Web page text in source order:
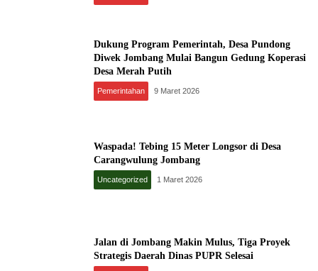
Dukung Program Pemerintah, Desa Pundong
Diwek Jombang Mulai Bangun Gedung Koperasi
Desa Merah Putih
Pemerintahan 9 Maret 2026
Waspada! Tebing 15 Meter Longsor di Desa
Carangwulung Jombang
Uncategorized 1 Maret 2026
Jalan di Jombang Makin Mulus, Tiga Proyek
Strategis Daerah Dinas PUPR Selesai